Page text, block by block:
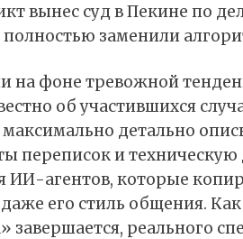
вынес суд в Пекине по
заменили
на фоне тревожной
об участившихся
детально
переписок и
ИИ-агентов, которые
его стиль общения. Как
реального